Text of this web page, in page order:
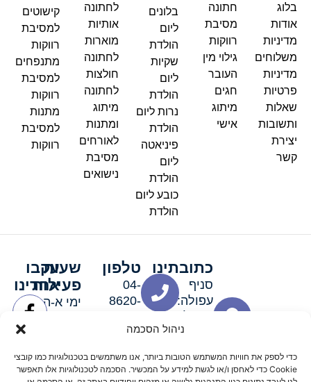
ניהול הסכמה
כדי לספק את חוויות המשתמש הטובות ביותר, אנו משתמשים בטכנולוגיות כמו קובצי
Cookie כדי לאחסן ו/או לגשת למידע על המכשיר. הסכמה לטכנולוגיות אלו תאפשר
בלוג
אודות
מדיניות
משלוחים
מדיניות
פרטיות
שאלות
ותשובות
יצירת
קשר
חתונה
מסיבת
רווקות
גילוי מין
העובר
חגים
מיתוג
אישי
בלונים
ליום
הולדת
שקיות
ליום
הולדת
נרות ליום
הולדת
פיניאטה
ליום
הולדת
כובע ליום
הולדת
לחתונה
אותיות
מוארות
לחתונה
חולצות
לחתונה
מיתוג
ומתנות
לאורחים
מסיבת
נישואים
קישוטים
למסיבת
רווקות
מתנפחים
למסיבת
רווקות
מתנות
למסיבת
רווקות
כתובתינו
סניף
עפולה:
סניף מגדל
האלה 19
טלפון
04-
8620-
שעות
פעילות
ימי א-ה:
ימי שישי
וערבי חג:
עקבו
אחרינו